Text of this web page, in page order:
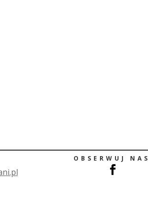
OBSERWUJ NAS